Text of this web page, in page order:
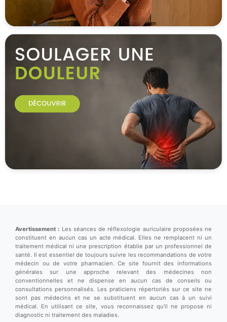
Avertissement : Les séances de réflexologie auriculaire proposées ne
constituent en aucun cas un acte médical. Elles ne remplacent ni un
traitement médical ni une prescription établie par un professionnel de
santé. Il est essentiel de toujours suivre les recommandations de votre
médecin ou de votre pharmacien. Ce site fournit des informations
générales sur une approche relevant des médecines non
conventionnelles et ne dispense en aucun cas de conseils ou
consultations personnalisés. Les praticiens répertoriés sur ce site ne
sont pas médecins et ne se substituent en aucun cas à un suivi
médical. En utilisant ce site, vous reconnaissez qu'il ne propose ni
diagnostic ni traitement des maladies.